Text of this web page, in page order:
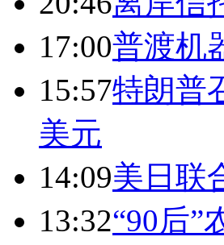
17:00普渡机
15:57特朗普
美元
14:09美日联
13:32“90后”